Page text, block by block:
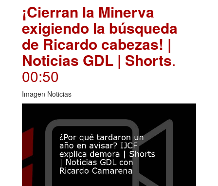
¡Cierran la Minerva
exigiendo la búsqueda
de Ricardo cabezas! |
Noticias GDL | Shorts.
00:50
Imagen Noticias